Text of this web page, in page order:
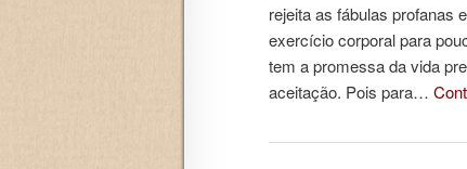
rejeita as fábulas profanas
exercício corporal para
tem a promessa da vida
aceitação. Pois para…